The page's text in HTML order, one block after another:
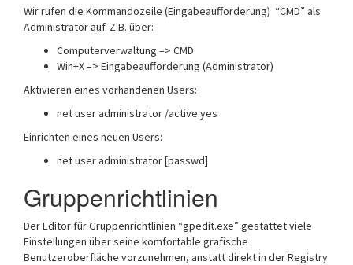
Wir rufen die Kommandozeile (Eingabeaufforderung) “CMD” als
Administrator auf. Z.B. über:
Computerverwaltung –> CMD
Win+X –> Eingabeaufforderung (Administrator)
Aktivieren eines vorhandenen Users:
net user administrator /active:yes
Einrichten eines neuen Users:
net user administrator [passwd]
Gruppenrichtlinien
Der Editor für Gruppenrichtlinien “gpedit.exe” gestattet viele
Einstellungen über seine komfortable grafische
Benutzeroberfläche vorzunehmen, anstatt direkt in der Registry